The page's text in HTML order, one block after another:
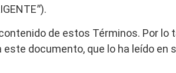
de estos Términos. Por
documento, que lo ha leído en